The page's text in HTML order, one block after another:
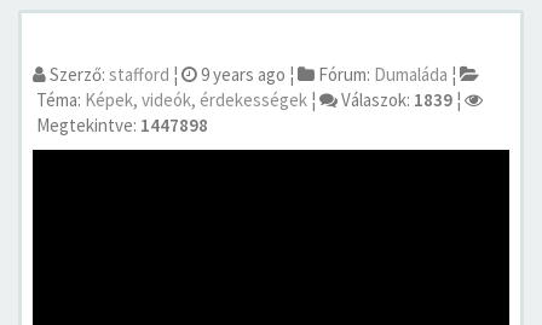
Szerző: stafford ¦ 9 years ago ¦ Fórum: Dumaláda ¦
Téma: Képek, videók, érdekességek ¦ Válaszok: 1839 ¦
Megtekintve: 1447898